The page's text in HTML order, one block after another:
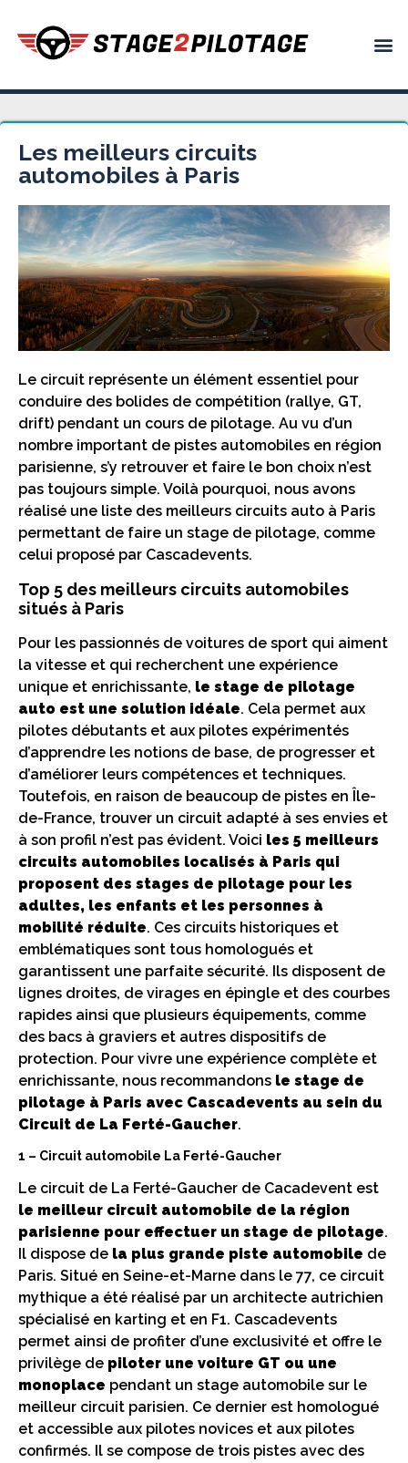
Les meilleurs circuits
automobiles à Paris
Le circuit représente un élément essentiel pour
conduire des bolides de compétition (rallye, GT,
drift) pendant un cours de pilotage. Au vu d’un
nombre important de pistes automobiles en région
parisienne, s’y retrouver et faire le bon choix n’est
pas toujours simple. Voilà pourquoi, nous avons
réalisé une liste des meilleurs circuits auto à Paris
permettant de faire un stage de pilotage, comme
celui proposé par Cascadevents.
Top 5 des meilleurs circuits automobiles
situés à Paris
Pour les passionnés de voitures de sport qui aiment
la vitesse et qui recherchent une expérience
unique et enrichissante, le stage de pilotage
auto est une solution idéale. Cela permet aux
pilotes débutants et aux pilotes expérimentés
d’apprendre les notions de base, de progresser et
d’améliorer leurs compétences et techniques.
Toutefois, en raison de beaucoup de pistes en Île-
de-France, trouver un circuit adapté à ses envies et
à son profil n’est pas évident. Voici les 5 meilleurs
circuits automobiles localisés à Paris qui
proposent des stages de pilotage pour les
adultes, les enfants et les personnes à
mobilité réduite. Ces circuits historiques et
emblématiques sont tous homologués et
garantissent une parfaite sécurité. Ils disposent de
lignes droites, de virages en épingle et des courbes
rapides ainsi que plusieurs équipements, comme
des bacs à graviers et autres dispositifs de
protection. Pour vivre une expérience complète et
enrichissante, nous recommandons le stage de
pilotage à Paris avec Cascadevents au sein du
Circuit de La Ferté-Gaucher.
1 – Circuit automobile La Ferté-Gaucher
Le circuit de La Ferté-Gaucher de Cacadevent est
le meilleur circuit automobile de la région
parisienne pour effectuer un stage de pilotage.
Il dispose de la plus grande piste automobile de
Paris. Situé en Seine-et-Marne dans le 77, ce circuit
mythique a été réalisé par un architecte autrichien
spécialisé en karting et en F1. Cascadevents
permet ainsi de profiter d’une exclusivité et offre le
privilège de piloter une voiture GT ou une
monoplace pendant un stage automobile sur le
meilleur circuit parisien. Ce dernier est homologué
et accessible aux pilotes novices et aux pilotes
confirmés. Il se compose de trois pistes avec des